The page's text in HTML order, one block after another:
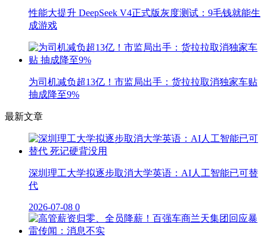
性能大提升 DeepSeek V4正式版灰度测试：9毛钱就能生
成游戏
为司机减负超13亿！市监局出手：货拉拉取消独家车贴
抽成降至9%
最新文章
深圳理工大学拟逐步取消大学英语：AI人工智能已可替
代
2026-07-08 0